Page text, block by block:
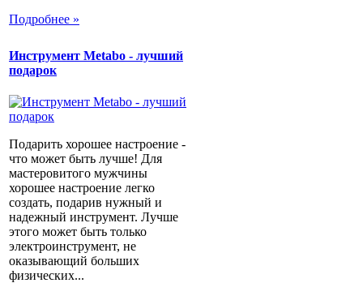
Подробнее »
Инструмент Metabo - лучший
подарок
Подарить хорошее настроение -
что может быть лучше! Для
мастеровитого мужчины
хорошее настроение легко
создать, подарив нужный и
надежный инструмент. Лучше
этого может быть только
электроинструмент, не
оказывающий больших
физических...